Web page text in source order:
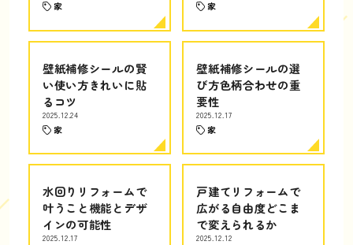
家 家
壁紙補修シールの賢
い使い方きれいに貼
るコツ
2025.12.24
家
壁紙補修シールの選
び方色柄合わせの重
要性
2025.12.17
家
水回りリフォームで
叶うこと機能とデザ
インの可能性
2025.12.17
戸建てリフォームで
広がる自由度どこま
で変えられるか
2025.12.12